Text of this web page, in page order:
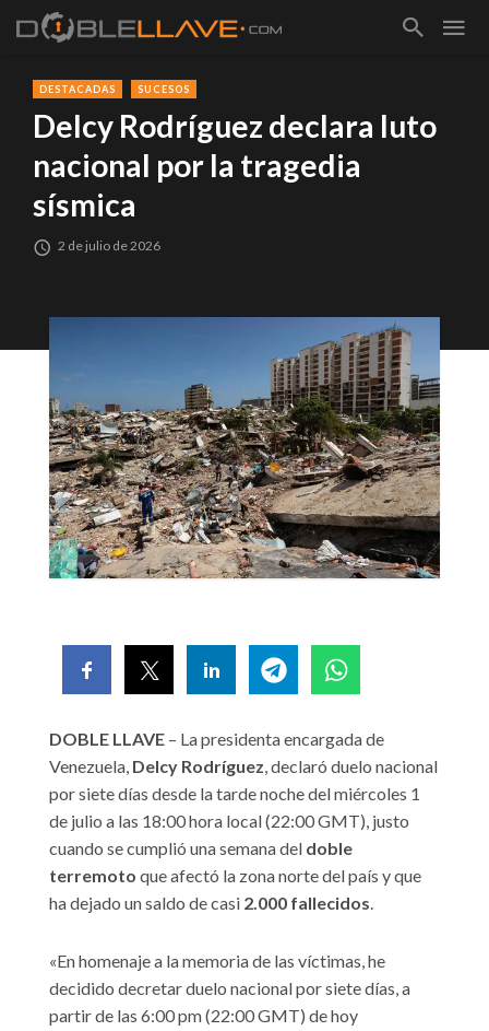
DESTACADAS SUCESOS
Delcy Rodríguez declara luto
nacional por la tragedia
sísmica
2 de julio de 2026
DOBLE LLAVE – La presidenta encargada de
Venezuela, Delcy Rodríguez, declaró duelo nacional
por siete días desde la tarde noche del miércoles 1
de julio a las 18:00 hora local (22:00 GMT), justo
cuando se cumplió una semana del doble
terremoto que afectó la zona norte del país y que
ha dejado un saldo de casi 2.000 fallecidos.
«En homenaje a la memoria de las víctimas, he
decidido decretar duelo nacional por siete días, a
partir de las 6:00 pm (22:00 GMT) de hoy